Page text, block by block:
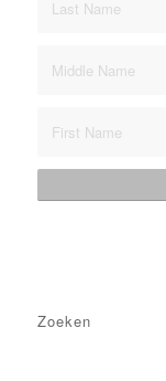
Zoeken